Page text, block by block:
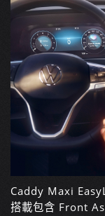
Caddy Maxi
搭載包含 Front